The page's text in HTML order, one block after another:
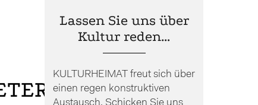
Lassen Sie uns über
Kultur reden…
KULTURHEIMAT freut sich über
einen regen konstruktiven